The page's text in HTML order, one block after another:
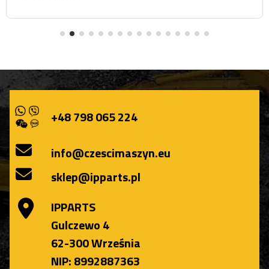
+48 798 065 224
info@czescimaszyn.eu
sklep@ipparts.pl
IPPARTS
Gulczewo 4
62-300 Września
NIP: 8992887363